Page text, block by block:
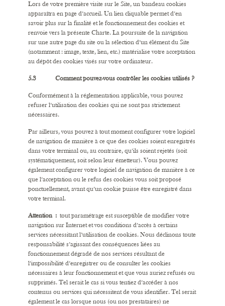
Lors de votre première visite sur le Site, un bandeau cookies
apparaîtra en page d’accueil. Un lien cliquable permet d’en
savoir plus sur la finalité et le fonctionnement des cookies et
renvoie vers la présente Charte. La poursuite de la navigation
sur une autre page du site ou la sélection d’un élément du Site
(notamment : image, texte, lien, etc.) matérialise votre acceptation
au dépôt des cookies visés sur votre ordinateur.
5.3 Comment pouvez-vous contrôler les cookies utilisés ?
Conformément à la réglementation applicable, vous pouvez
refuser l’utilisation des cookies qui ne sont pas strictement
nécessaires.
Par ailleurs, vous pouvez à tout moment configurer votre logiciel
de navigation de manière à ce que des cookies soient enregistrés
dans votre terminal ou, au contraire, qu’ils soient rejetés (soit
systématiquement, soit selon leur émetteur). Vous pouvez
également configurer votre logiciel de navigation de manière à ce
que l’acceptation ou le refus des cookies vous soit proposé
ponctuellement, avant qu’un cookie puisse être enregistré dans
votre terminal.
Attention : tout paramétrage est susceptible de modifier votre
navigation sur Internet et vos conditions d’accès à certains
services nécessitant l’utilisation de cookies. Nous déclinons toute
responsabilité s’agissant des conséquences liées au
fonctionnement dégradé de nos services résultant de
l’impossibilité d’enregistrer ou de consulter les cookies
nécessaires à leur fonctionnement et que vous auriez refusés ou
supprimés. Tel serait le cas si vous tentiez d’accéder à nos
contenus ou services qui nécessitent de vous identifier. Tel serait
également le cas lorsque nous (ou nos prestataires) ne